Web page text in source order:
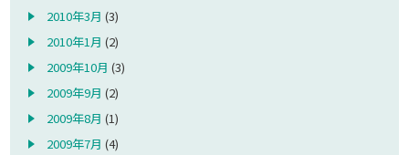
2010年3月 (3)
2010年1月 (2)
2009年10月 (3)
2009年9月 (2)
2009年8月 (1)
2009年7月 (4)